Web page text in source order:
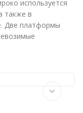
используется
также в
Две платформы